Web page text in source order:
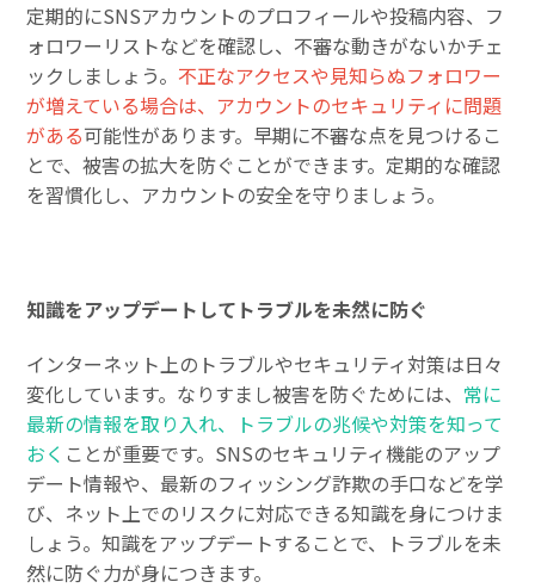
定期的にSNSアカウントのプロフィールや投稿内容、フ
ォロワーリストなどを確認し、不審な動きがないかチェ
ックしましょう。 不正なアクセスや見知らぬフォロワー
が増えている場合は、アカウントのセキュリティに問題
がある可能性があります。早期に不審な点を見つけるこ
とで、被害の拡大を防ぐことができます。定期的な確認
を習慣化し、アカウントの安全を守りましょう。
知識をアップデートしてトラブルを未然に防ぐ
インターネット上のトラブルやセキュリティ対策は日々
変化しています。なりすまし被害を防ぐためには、 常に
最新の情報を取り入れ、トラブルの兆候や対策を知って
おく ことが重要です。SNSのセキュリティ機能のアップ
デート情報や、最新のフィッシング詐欺の手口などを学
び、ネット上でのリスクに対応できる知識を身につけま
しょう。知識をアップデートすることで、トラブルを未
然に防ぐ力が身につきます。